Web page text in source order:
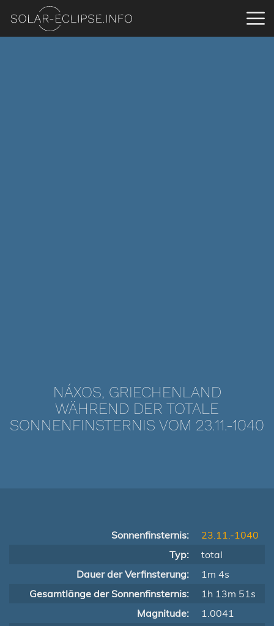
NÁXOS, GRIECHENLAND
WÄHREND DER TOTALE
SONNENFINSTERNIS VOM 23.11.-1040
Sonnenfinsternis:
23.11.-1040
Typ:
total
Dauer der Verfinsterung:
1m 4s
Gesamtlänge der Sonnenfinsternis:
1h 13m 51s
Magnitude:
1.0041